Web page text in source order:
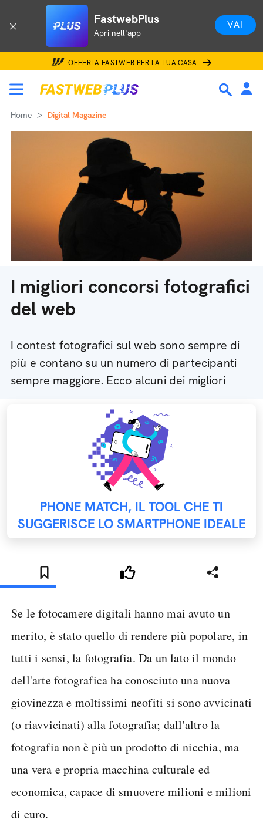
FastwebPlus
Apri nell'app
VAI
OFFERTA FASTWEB PER LA TUA CASA
Home Digital Magazine
I migliori concorsi fotografici
del web
I contest fotografici sul web sono sempre di
più e contano su un numero di partecipanti
sempre maggiore. Ecco alcuni dei migliori
PHONE MATCH, IL TOOL CHE TI
SUGGERISCE LO SMARTPHONE IDEALE
Se le fotocamere digitali hanno mai avuto un
merito, è stato quello di rendere più popolare, in
tutti i sensi, la fotografia. Da un lato il mondo
dell'arte fotografica ha conosciuto una nuova
giovinezza e moltissimi neofiti si sono avvicinati
(o riavvicinati) alla fotografia; dall'altro la
fotografia non è più un prodotto di nicchia, ma
una vera e propria macchina culturale ed
economica, capace di smuovere milioni e milioni
di euro.